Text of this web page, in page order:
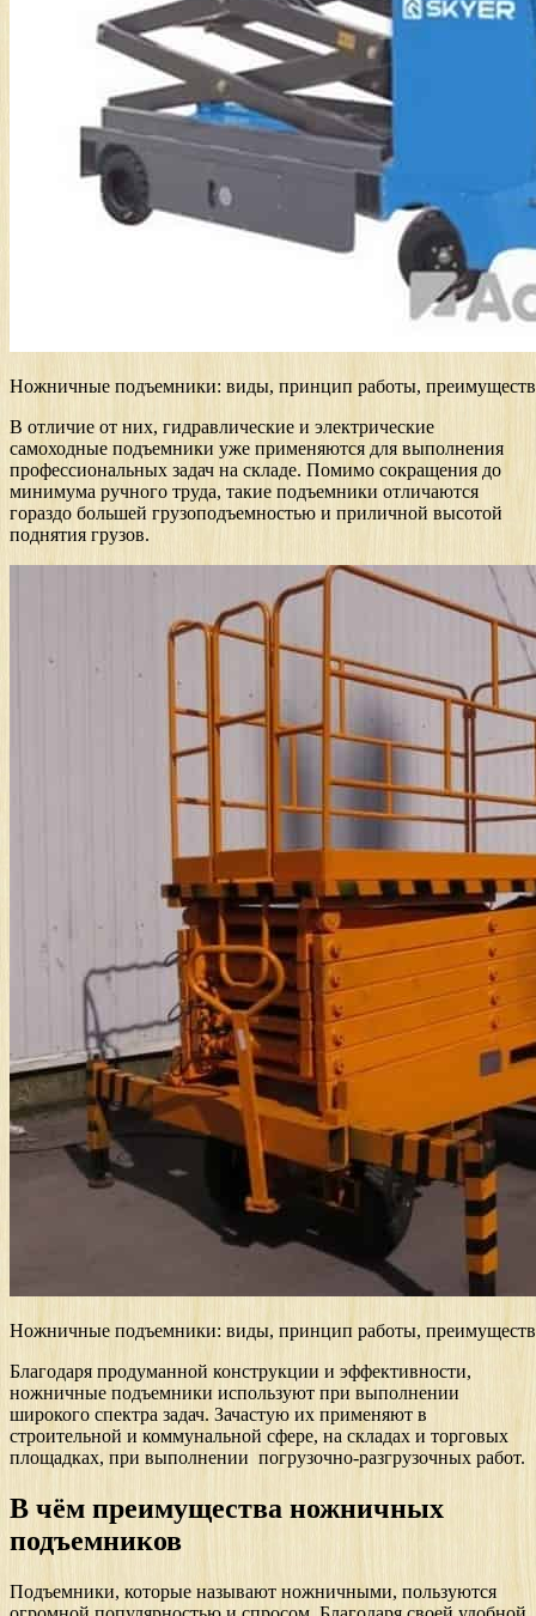
Ножничные подъемники: виды, принцип работы,
В отличие от них, гидравлические и электрические
самоходные подъемники уже применяются для выполнения
профессиональных задач на складе. Помимо сокращения до
минимума ручного труда, такие подъемники отличаются
гораздо большей грузоподъемностью и приличной высотой
поднятия грузов.
Ножничные подъемники: виды, принцип работы,
Благодаря продуманной конструкции и эффективности,
ножничные подъемники используют при выполнении
широкого спектра задач. Зачастую их применяют в
строительной и коммунальной сфере, на складах и торговых
площадках, при выполнении погрузочно-разгрузочных работ.
В чём преимущества ножничных
подъемников
Подъемники, которые называют ножничными, пользуются